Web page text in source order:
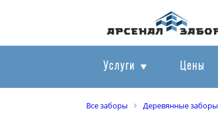
Услуги Цены
Все заборы Деревянные заборы